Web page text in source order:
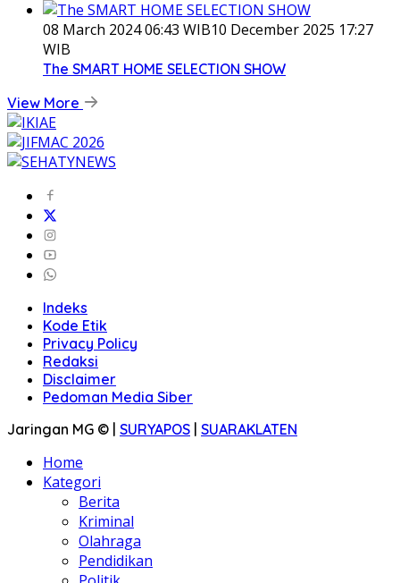
08 March 2024 06:43 WIB10 December 2025 17:27
WIB
The SMART HOME SELECTION SHOW
View More
Indeks
Kode Etik
Privacy Policy
Redaksi
Disclaimer
Pedoman Media Siber
Jaringan MG © | SURYAPOS | SUARAKLATEN
Home
Kategori
Berita
Kriminal
Olahraga
Pendidikan